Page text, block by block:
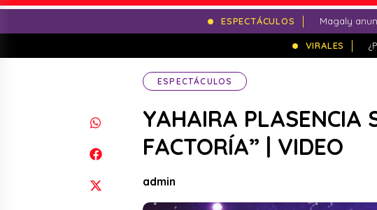
ESPECTÁCULOS Magaly
VIRALES
ESPECTÁCULOS
YAHAIRA PLASENCIA
FACTORÍA” | VIDEO
admin